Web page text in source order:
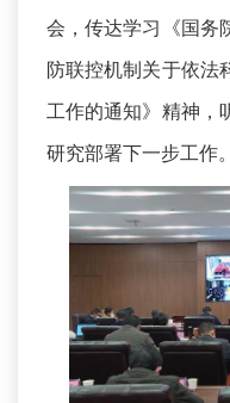
会，传达学习《国务
防联控机制关于依法
工作的通知》精神，
研究部署下一步工作。